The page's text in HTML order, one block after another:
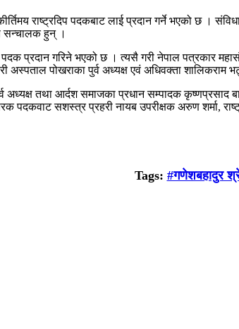
राष्ट्रदिप पदकबाट लाई प्रदान गर्ने भएको छ ।
सन्चालक हुन् ।
प्रदान गरिने भएको छ । त्यसै गरी नेपाल पत्रकार
पोखराका पुर्व अध्यक्ष एवं अधिवक्ता शालिकराम
तथा आर्दश समाजका प्रधान सम्पादक कृष्णप्रसाद
पदकवाट सशस्त्र प्रहरी नायब उपरीक्षक अरुण
Tags: #गणेशबहादुर